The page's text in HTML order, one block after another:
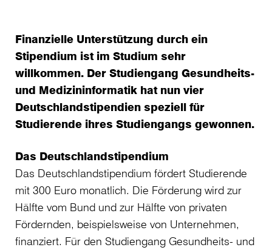
Finanzielle Unterstützung durch ein
Stipendium ist im Studium sehr
willkommen. Der Studiengang Gesundheits-
und Medizininformatik hat nun vier
Deutschlandstipendien speziell für
Studierende ihres Studiengangs gewonnen.
Das Deutschlandstipendium
Das Deutschlandstipendium fördert Studierende
mit 300 Euro monatlich. Die Förderung wird zur
Hälfte vom Bund und zur Hälfte von privaten
Fördernden, beispielsweise von Unternehmen,
finanziert. Für den Studiengang Gesundheits- und